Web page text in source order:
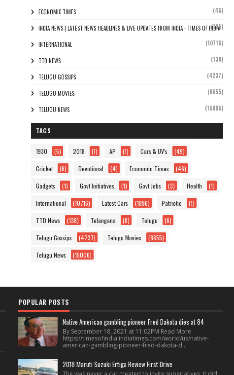
ECONOMIC TIMES (46)
INDIA NEWS | LATEST NEWS HEADLINES & LIVE UPDATES FROM INDIA - TIMES OF INDIA
(106)
INTERNATIONAL (10716)
TTD NEWS (138)
TELUGU GOSSIPS (4237)
TELUGU MOVIES (8655)
TELUGU NEWS (15006)
TAGS
1930 (5) 2018 (1) AP (1) Cars & UV's (49)
Cricket (6) Devotional (4) Economic Times (46)
Gadgets (1) Govt Initiatives (1) Govt Jobs (3) Health (1)
International (10716) Latest Cars (1896) Patriotic (1)
TTD News (138) Telangana (8) Telugu (6)
Telugu Gossips (4237) Telugu Movies (8655)
Telugu News (15006)
POPULAR POSTS
Native American gambling pioneer Fred Dakota dies at 84
By September 18, 2021 at 11:02PM Read More
https://timesofindia.indiatimes.com/world/us/native-
american-gambling-pioneer-fred-dakota-d...
2018 Maruti Suzuki Ertiga Review First Drive